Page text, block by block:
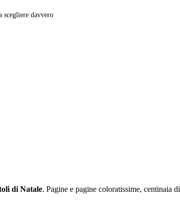
scegliere davvero
di Natale. Pagine e pagine coloratissime, centinaia di